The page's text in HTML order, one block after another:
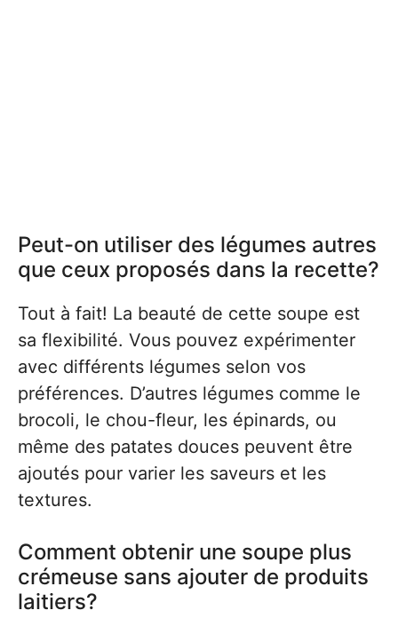
Peut-on utiliser des légumes autres
que ceux proposés dans la recette?
Tout à fait! La beauté de cette soupe est
sa flexibilité. Vous pouvez expérimenter
avec différents légumes selon vos
préférences. D’autres légumes comme le
brocoli, le chou-fleur, les épinards, ou
même des patates douces peuvent être
ajoutés pour varier les saveurs et les
textures.
Comment obtenir une soupe plus
crémeuse sans ajouter de produits
laitiers?